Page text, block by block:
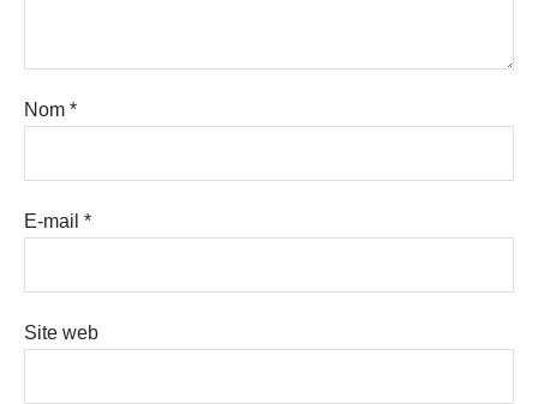
Nom *
E-mail *
Site web